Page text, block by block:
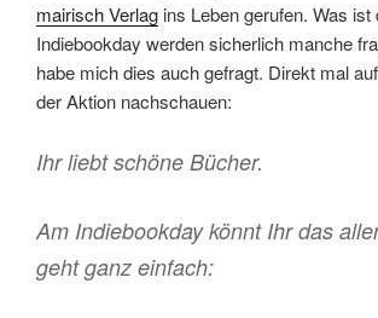
mairisch Verlag ins Leben gerufen. Was ist
Indiebookday werden sicherlich manche
habe mich dies auch gefragt. Direkt mal
der Aktion nachschauen:
Ihr liebt schöne Bücher.
Am Indiebookday könnt Ihr das
geht ganz einfach: